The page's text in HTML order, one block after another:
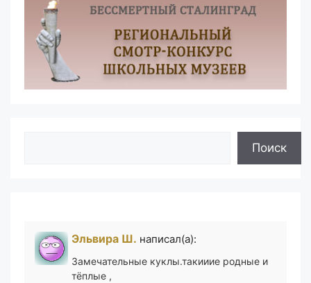
Поиск
Эльвира Ш. написал(а):
Замечательные куклы.такииие родные и
тёплые ,